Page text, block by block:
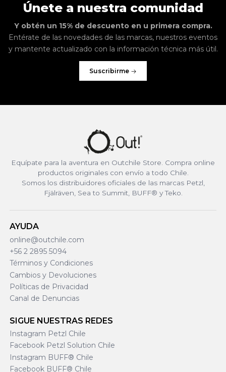
Únete a nuestra comunidad
Y obtén un 15% de descuento en u primera compra.
Entérate de las novedades de las marcas, nuestros eventos
y mantente actualizado con la información técnica más útil.
Suscribirme
Equípate para la aventura en Outchile Store. Compra online
productos originales con envío a todo Chile.
Somos los distribuidores oficiales de las marcas Petzl,
Fjälräven, Sea to Summit, BUFF® y Teko.
AYUDA
online@outchile.com
+56 2 2895 5094
Términos y Condiciones
Cambios y Devoluciones
Políticas de Privacidad
Canal de Denuncias
SIGUE NUESTRAS REDES
Instagram Petzl Chile
Facebook Petzl Solution Chile
Instagram BUFF® Chile
Facebook BUFF® Chile